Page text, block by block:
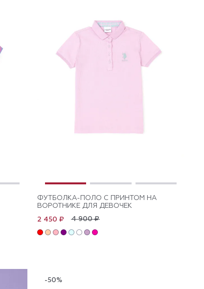
ФУТБОЛКА-ПОЛО С ПРИНТОМ НА
ВОРОТНИКЕ ДЛЯ ДЕВОЧЕК
4 900 ₽
2 450 ₽
-50%